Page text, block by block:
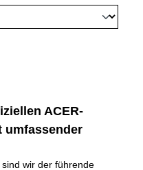
ACER-
umfassender
wir der führende